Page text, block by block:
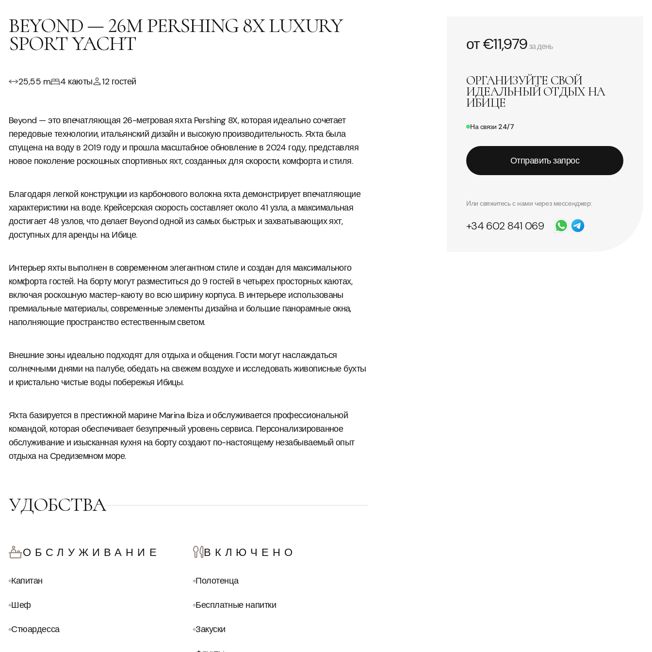
BEYOND — 26M PERSHING 8X LUXURY
SPORT YACHT
25,55 m 4 каюты 12 гостей
от €11,979за день
ОРГАНИЗУЙТЕ СВОЙ
ИДЕАЛЬНЫЙ ОТДЫХ НА
ИБИЦЕ
На связи 24/7
Отправить запрос
Или свяжитесь с нами через мессенджер:
+34 602 841 069
Beyond — это впечатляющая 26-метровая яхта Pershing 8X, которая идеально сочетает
передовые технологии, итальянский дизайн и высокую производительность. Яхта была
спущена на воду в 2019 году и прошла масштабное обновление в 2024 году, представляя
новое поколение роскошных спортивных яхт, созданных для скорости, комфорта и стиля.
Благодаря легкой конструкции из карбонового волокна яхта демонстрирует впечатляющие
характеристики на воде. Крейсерская скорость составляет около 41 узла, а максимальная
достигает 48 узлов, что делает Beyond одной из самых быстрых и захватывающих яхт,
доступных для аренды на Ибице.
Интерьер яхты выполнен в современном элегантном стиле и создан для максимального
комфорта гостей. На борту могут разместиться до 9 гостей в четырех просторных каютах,
включая роскошную мастер-каюту во всю ширину корпуса. В интерьере использованы
премиальные материалы, современные элементы дизайна и большие панорамные окна,
наполняющие пространство естественным светом.
Внешние зоны идеально подходят для отдыха и общения. Гости могут наслаждаться
солнечными днями на палубе, обедать на свежем воздухе и исследовать живописные бухты
и кристально чистые воды побережья Ибицы.
Яхта базируется в престижной марине Marina Ibiza и обслуживается профессиональной
командой, которая обеспечивает безупречный уровень сервиса. Персонализированное
обслуживание и изысканная кухня на борту создают по-настоящему незабываемый опыт
отдыха на Средиземном море.
УДОБСТВА
ОБСЛУЖИВАНИЕ
Капитан
Шеф
Стюардесса
ВКЛЮЧЕНО
Полотенца
Бесплатные напитки
Закуски